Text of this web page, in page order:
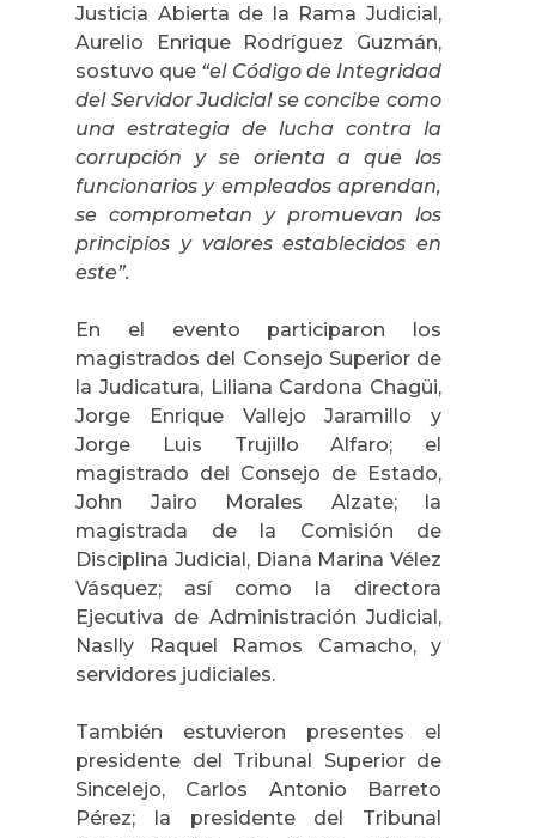
Justicia Abierta de la Rama Judicial,
Aurelio Enrique Rodríguez Guzmán,
sostuvo que “el Código de Integridad
del Servidor Judicial se concibe como
una estrategia de lucha contra la
corrupción y se orienta a que los
funcionarios y empleados aprendan,
se comprometan y promuevan los
principios y valores establecidos en
este”.
En el evento participaron los
magistrados del Consejo Superior de
la Judicatura, Liliana Cardona Chagüi,
Jorge Enrique Vallejo Jaramillo y
Jorge Luis Trujillo Alfaro; el
magistrado del Consejo de Estado,
John Jairo Morales Alzate; la
magistrada de la Comisión de
Disciplina Judicial, Diana Marina Vélez
Vásquez; así como la directora
Ejecutiva de Administración Judicial,
Naslly Raquel Ramos Camacho, y
servidores judiciales.
También estuvieron presentes el
presidente del Tribunal Superior de
Sincelejo, Carlos Antonio Barreto
Pérez; la presidente del Tribunal